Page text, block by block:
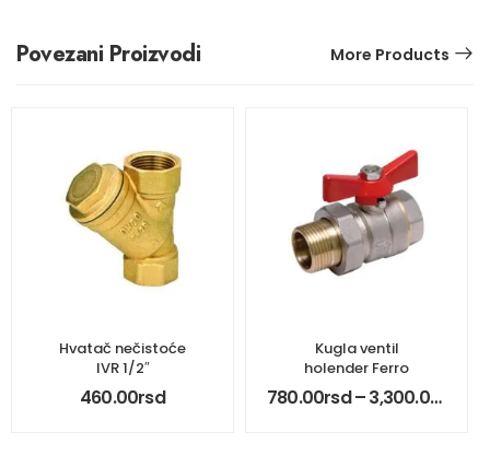
Povezani Proizvodi More Products
Hvatač nečistoće
IVR 1/2″
460.00rsd
Kugla ventil
holender Ferro
780.00rsd–3,300.00 rsd